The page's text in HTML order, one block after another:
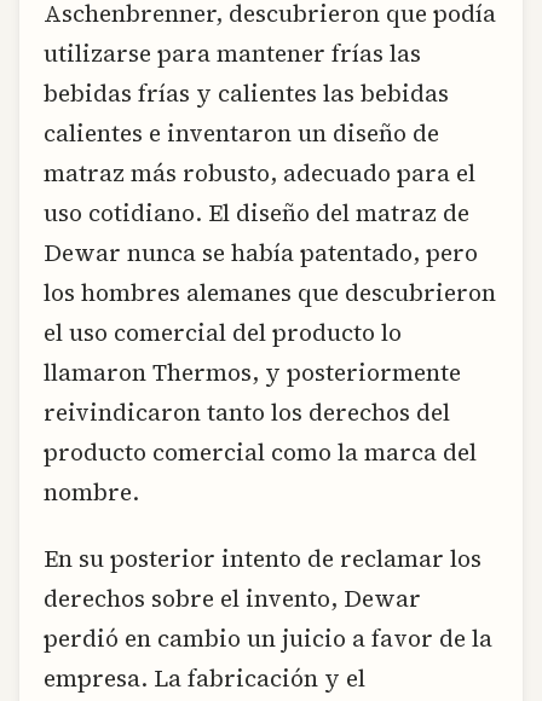
Aschenbrenner, descubrieron que podía
utilizarse para mantener frías las
bebidas frías y calientes las bebidas
calientes e inventaron un diseño de
matraz más robusto, adecuado para el
uso cotidiano. El diseño del matraz de
Dewar nunca se había patentado, pero
los hombres alemanes que descubrieron
el uso comercial del producto lo
llamaron Thermos, y posteriormente
reivindicaron tanto los derechos del
producto comercial como la marca del
nombre.
En su posterior intento de reclamar los
derechos sobre el invento, Dewar
perdió en cambio un juicio a favor de la
empresa. La fabricación y el